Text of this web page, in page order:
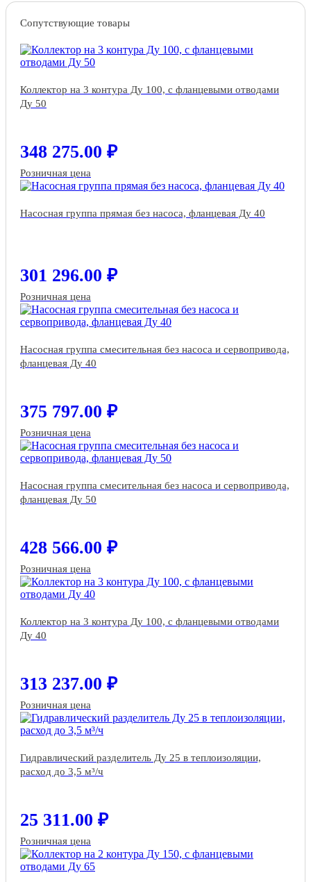
Сопутствующие товары
Коллектор на 3 контура Ду 100, с фланцевыми отводами
Ду 50
348 275.00 ₽
Розничная цена
Насосная группа прямая без насоса, фланцевая Ду 40
301 296.00 ₽
Розничная цена
Насосная группа смесительная без насоса и сервопривода,
фланцевая Ду 40
375 797.00 ₽
Розничная цена
Насосная группа смесительная без насоса и сервопривода,
фланцевая Ду 50
428 566.00 ₽
Розничная цена
Коллектор на 3 контура Ду 100, с фланцевыми отводами
Ду 40
313 237.00 ₽
Розничная цена
Гидравлический разделитель Ду 25 в теплоизоляции,
расход до 3,5 м³/ч
25 311.00 ₽
Розничная цена